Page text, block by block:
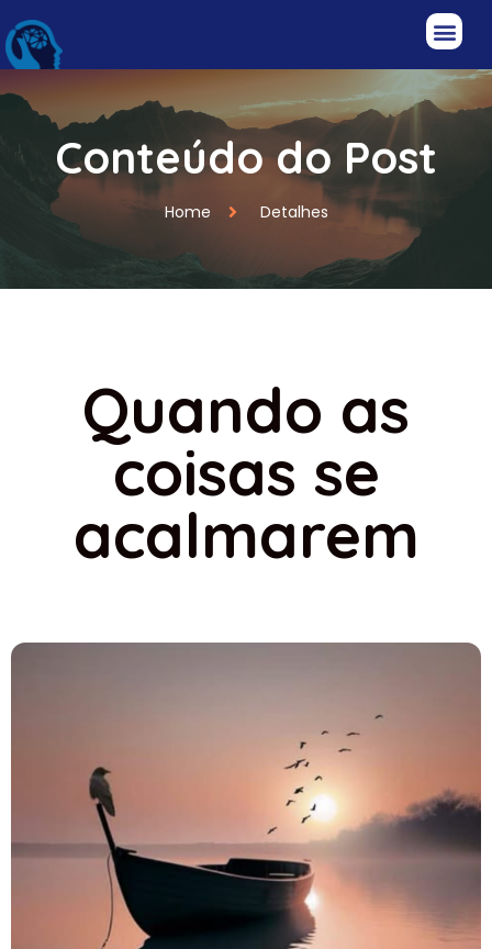
Conteúdo do Post
Home Detalhes
Quando as
coisas se
acalmarem